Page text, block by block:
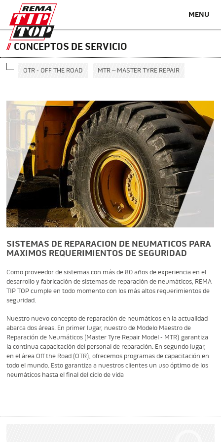
MENU
CONCEPTOS DE SERVICIO
OTR - OFF THE ROAD MTR – MASTER TYRE REPAIR
SISTEMAS DE REPARACION DE NEUMATICOS PARA
MAXIMOS REQUERIMIENTOS DE SEGURIDAD
Como proveedor de sistemas con más de 80 años de experiencia en el
desarrollo y fabricación de sistemas de reparación de neumáticos, REMA
TIP TOP cumple en todo momento con los más altos requerimientos de
seguridad.
Nuestro nuevo concepto de reparación de neumáticos en la actualidad
abarca dos áreas. En primer lugar, nuestro de Modelo Maestro de
Reparación de Neumáticos (Master Tyre Repair Model - MTR) garantiza
la continua capacitación del personal de reparación. En segundo lugar,
en el área Off the Road (OTR), ofrecemos programas de capacitación en
todo el mundo. Esto garantiza a nuestros clientes un uso óptimo de los
neumáticos hasta el final del ciclo de vida